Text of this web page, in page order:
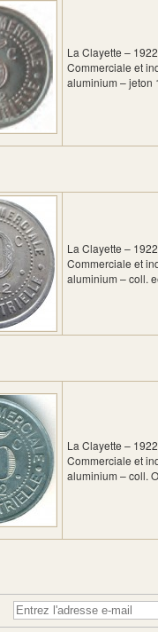
La Clayette –
Commerciale et
aluminium – jeton
La Clayette –
Commerciale et
aluminium – coll.
La Clayette –
Commerciale et
aluminium – coll.